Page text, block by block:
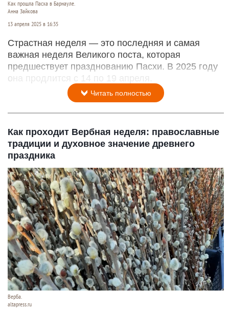
Как прошла Пасха в Барнауле.
Анна Зайкова
13 апреля 2025 в 16:35
Страстная неделя — это последняя и самая
важная неделя Великого поста, которая
предшествует празднованию Пасхи. В 2025 году
она продлится с 14 по 19 апреля.
Читать полностью
Как проходит Вербная неделя: православные
традиции и духовное значение древнего
праздника
Верба.
altapress.ru